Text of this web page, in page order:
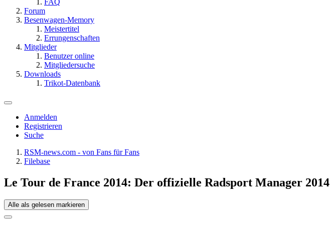
FAQ
Forum
Besenwagen-Memory
Meistertitel
Errungenschaften
Mitglieder
Benutzer online
Mitgliedersuche
Downloads
Trikot-Datenbank
Anmelden
Registrieren
Suche
RSM-news.com - von Fans für Fans
Filebase
Le Tour de France 2014: Der offizielle Radsport Manager 2014
Alle als gelesen markieren